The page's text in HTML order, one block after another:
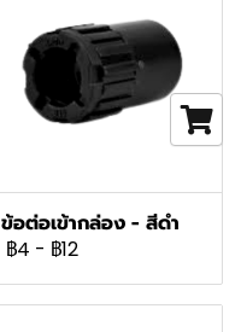
ข้อต่อเข้ากล่อง - สีดำ
฿4 - ฿12